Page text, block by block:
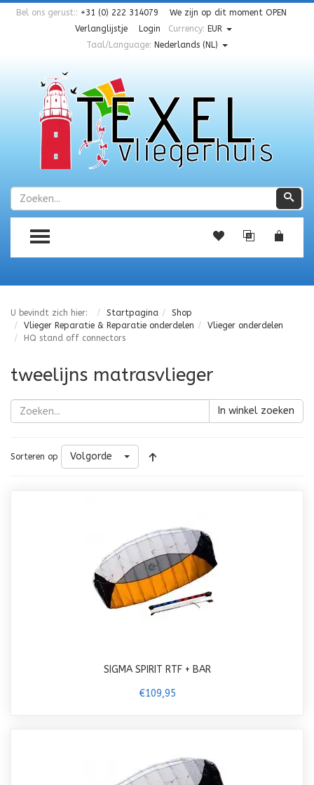
Bel ons gerust:: +31 (0) 222 314079 We zijn op dit moment OPEN
Verlanglijstje
Login Currency: EUR
Taal/Language: Nederlands (NL)
Zoeken
TOGGLE MENU
U bevindt zich hier: Startpagina
Shop
Vlieger Reparatie & Reparatie onderdelen
Vlieger onderdelen
HQ stand off connectors
tweelijns matrasvlieger
In winkel zoeken
Sorteren op Volgorde
SIGMA SPIRIT RTF + BAR
€109,95